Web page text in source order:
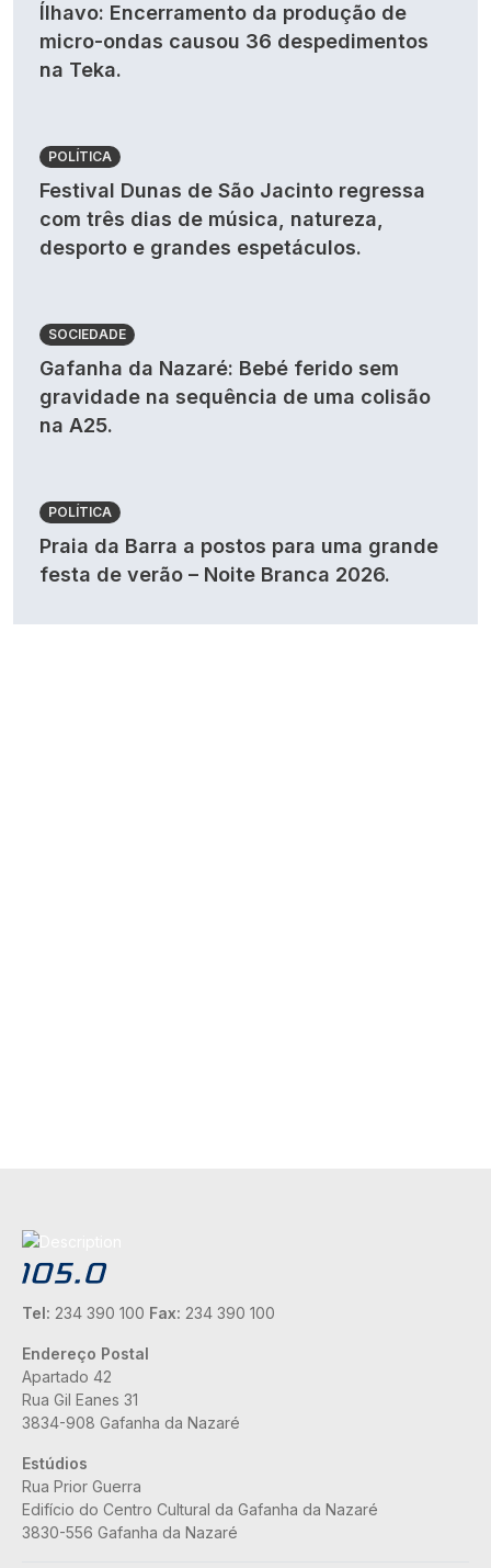
Ílhavo: Encerramento da produção de
micro-ondas causou 36 despedimentos
na Teka.
POLÍTICA
Festival Dunas de São Jacinto regressa
com três dias de música, natureza,
desporto e grandes espetáculos.
SOCIEDADE
Gafanha da Nazaré: Bebé ferido sem
gravidade na sequência de uma colisão
na A25.
POLÍTICA
Praia da Barra a postos para uma grande
festa de verão – Noite Branca 2026.
Tel: 234 390 100 Fax: 234 390 100
Endereço Postal
Apartado 42
Rua Gil Eanes 31
3834-908 Gafanha da Nazaré
Estúdios
Rua Prior Guerra
Edifício do Centro Cultural da Gafanha da Nazaré
3830-556 Gafanha da Nazaré